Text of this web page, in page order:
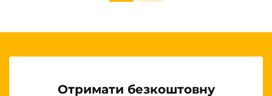
Отримати безкоштовну